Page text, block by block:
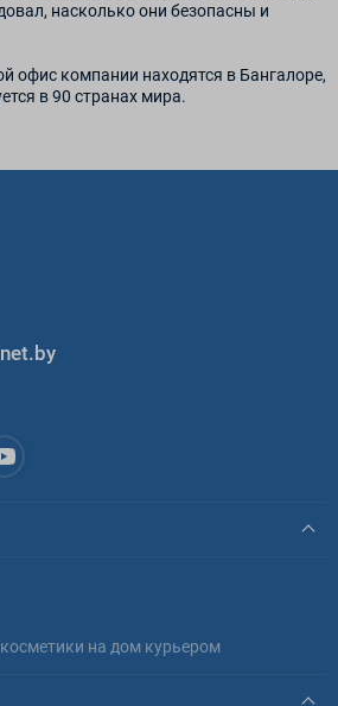
насколько они безопасны и
офис компании находятся в Бангалоре,
в 90 странах мира.
на дом курьером